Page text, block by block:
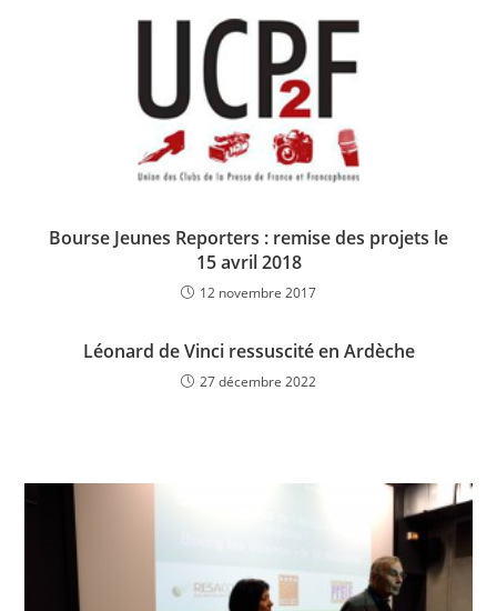
Bourse Jeunes Reporters : remise des projets le
15 avril 2018
12 novembre 2017
Léonard de Vinci ressuscité en Ardèche
27 décembre 2022